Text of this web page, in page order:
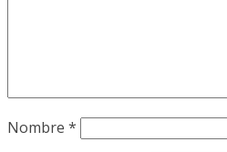
Nombre *